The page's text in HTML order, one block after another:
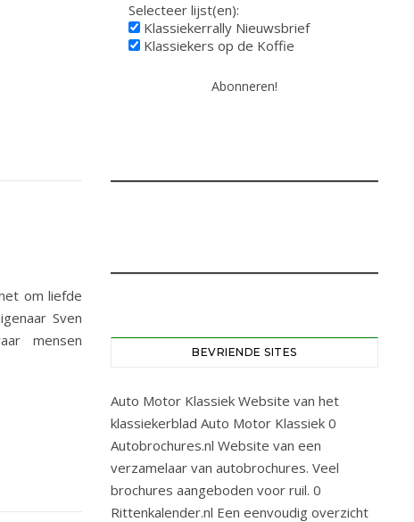
om liefde
Sven
mensen
Selecteer lijst(en):
Klassiekerrally Nieuwsbrief
Klassiekers op de Koffie
BEVRIENDE SITES
Auto Motor Klassiek Website van het
klassiekerblad Auto Motor Klassiek 0
Autobrochures.nl Website van een
verzamelaar van autobrochures. Veel
brochures aangeboden voor ruil. 0
Rittenkalender.nl Een eenvoudig overzicht